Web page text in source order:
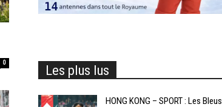
0 Les plus lus
HONG KONG – SPORT : Les Bleus